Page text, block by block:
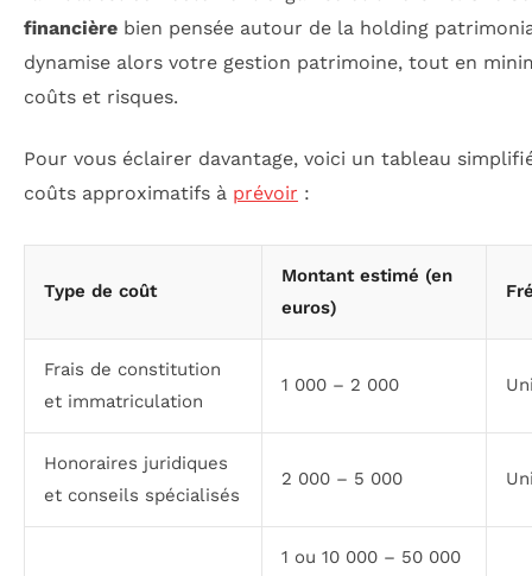
financière bien pensée autour de la holding
dynamise alors votre gestion patrimoine, tout en
coûts et risques.
Pour vous éclairer davantage, voici un tableau
coûts approximatifs à prévoir :
Type de coût
Montant estimé (en
euros)
Frais de constitution
et immatriculation
1 000 – 2 000
Honoraires juridiques
et conseils spécialisés
2 000 – 5 000
1 ou 10 000 – 50 000